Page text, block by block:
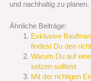
und nachhaltig zu planen.
Ähnliche Beiträge:
Exklusive
findest Du den
Warum Du auf
setzen solltest
Mit der richtigen